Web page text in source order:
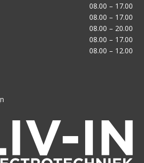
08.00 – 17.00
08.00 – 17.00
08.00 – 20.00
08.00 – 17.00
08.00 – 12.00